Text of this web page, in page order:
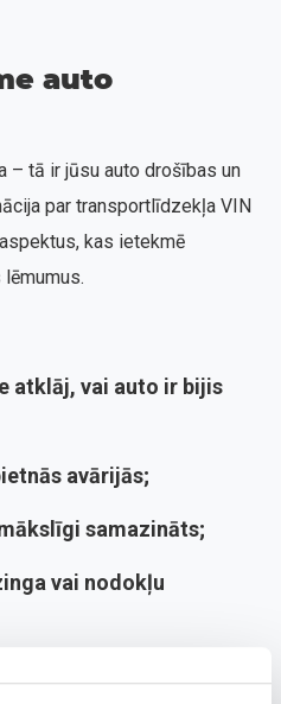
auto
– tā ir jūsu auto drošības un
par transportlīdzekļa VIN
kas ietekmē
atklāj, vai auto ir bijis
avārijās;
samazināts;
vai nodokļu